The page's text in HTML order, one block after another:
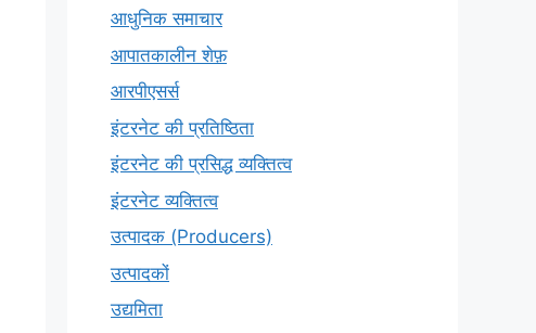
आधुनिक समाचार
आपातकालीन शेफ़
आरपीएसर्स
इंटरनेट की प्रतिष्ठिता
इंटरनेट की प्रसिद्ध व्यक्तित्व
इंटरनेट व्यक्तित्व
उत्पादक (Producers)
उत्पादकों
उद्यमिता